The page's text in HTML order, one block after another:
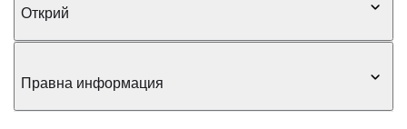
Открий
Правна информация